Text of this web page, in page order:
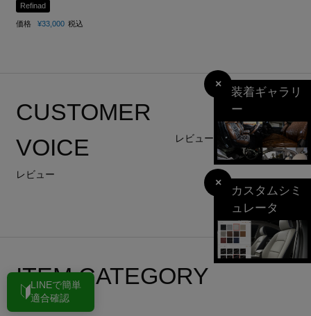
×
カスタムシミ
ュレータ
Refinad
価格 ¥33,000 税込
CUSTOMER
VOICE
レビュー
レビューを書く
ITEM CATEGORY
インテリア
×
装着ギャラリ
ー
LINEで簡単
適合確認